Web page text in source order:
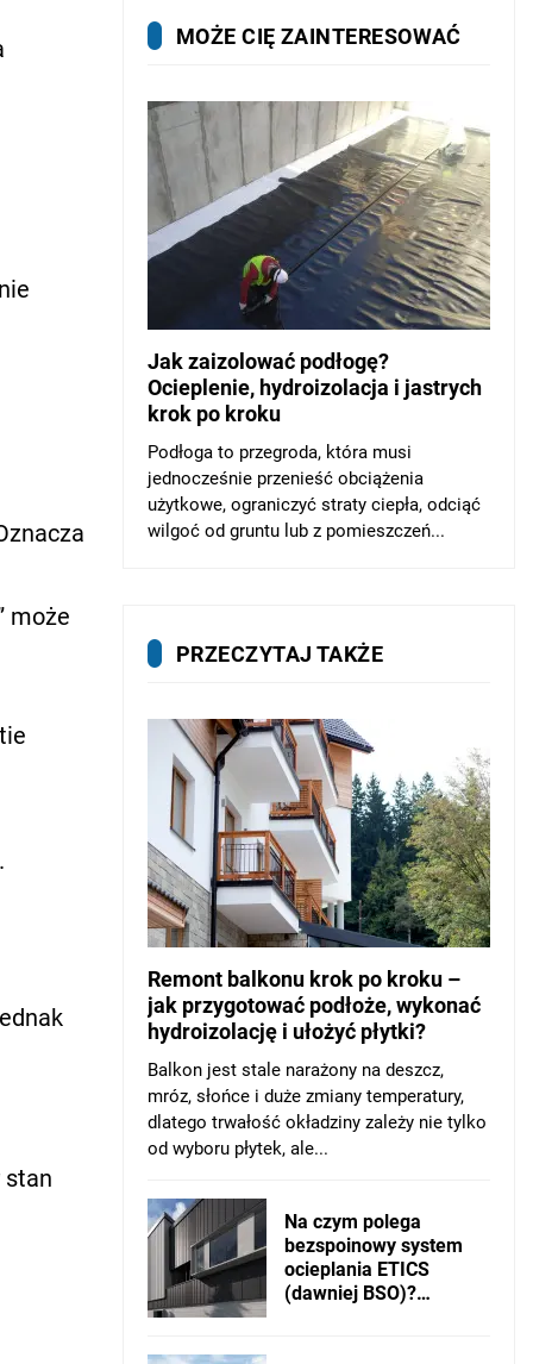
może
stan
MOŻE CIĘ ZAINTERESOWAĆ
Jak zaizolować podłogę?
Ocieplenie, hydroizolacja i jastrych
krok po kroku
Podłoga to przegroda, która musi
jednocześnie przenieść obciążenia
użytkowe, ograniczyć straty ciepła, odciąć
wilgoć od gruntu lub z pomieszczeń...
PRZECZYTAJ TAKŻE
Remont balkonu krok po kroku –
jak przygotować podłoże, wykonać
hydroizolację i ułożyć płytki?
Balkon jest stale narażony na deszcz,
mróz, słońce i duże zmiany temperatury,
dlatego trwałość okładziny zależy nie tylko
od wyboru płytek, ale...
Na czym polega
bezspoinowy system
ocieplania ETICS
(dawniej BSO)?